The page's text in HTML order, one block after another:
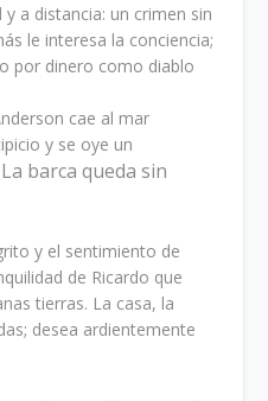
a distancia: un crimen sin
le interesa la conciencia;
por dinero como diablo
cae al mar
y se oye un
La barca queda sin
y el sentimiento de
de Ricardo que
tierras. La casa, la
desea ardientemente